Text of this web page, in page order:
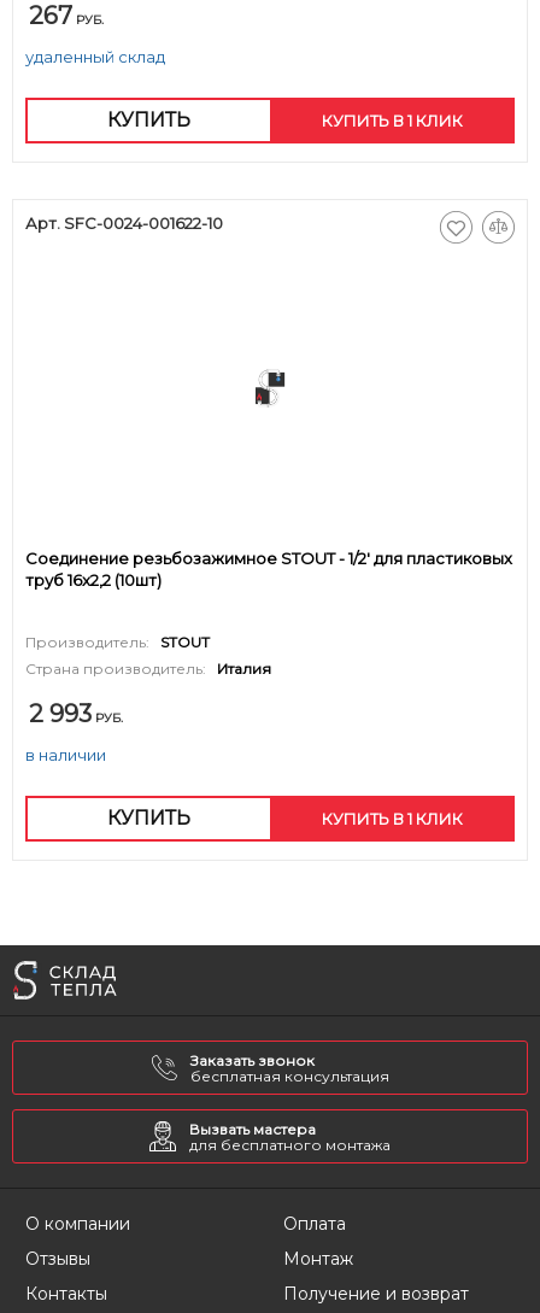
267 РУБ.
удаленный склад
КУПИТЬ КУПИТЬ В 1 КЛИК
Арт. SFC-0024-001622-10
Соединение резьбозажимное STOUT - 1/2' для пластиковых
труб 16x2,2 (10шт)
Производитель:
STOUT
Страна производитель:
Италия
2 993 РУБ.
в наличии
КУПИТЬ КУПИТЬ В 1 КЛИК
Заказать звонок
бесплатная консультация
Вызвать мастера
для бесплатного монтажа
О компании
Отзывы
Контакты
Оплата
Монтаж
Получение и возврат